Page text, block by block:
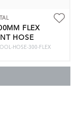
FLEX
HOSE
HOSE-300-FLEX